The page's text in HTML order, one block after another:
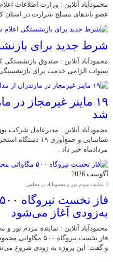
عضو باند‌های مسلح شرارت در استان
شرط جدید برای
محمودآباد آنلاین : صندوق
سنوات الزامی خدمت برای بازنشستگی
۱۹ ماینر غیرمجاز در
شد
محمودآباد آنلاین : مدیرعامل شرکت
شناسایی و
مردادماه خبر داد .
آگوست 2026
نماینده مردم نور و محمودآباد در مجلس:
به‌زودی آغاز می‌شود
محمودآباد آنلاین : نماینده مردم نور
و گفت: این پروژه به زودی شروع